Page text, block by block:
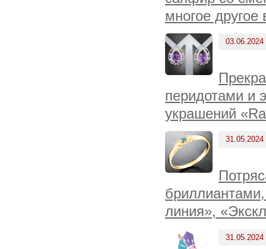
многое
03.06.2024
перидотами и
украшений
31.05.2024
бриллиантами,
линия»,
31.05.2024